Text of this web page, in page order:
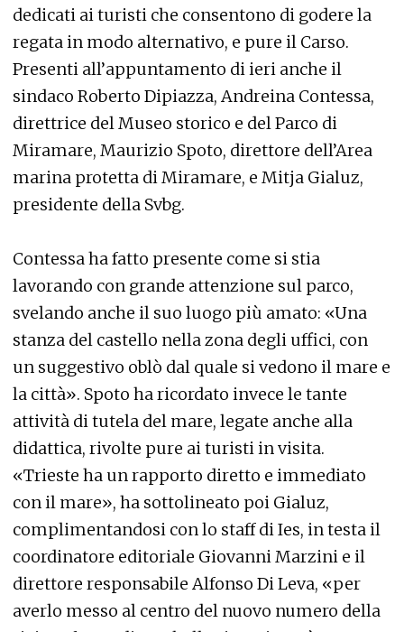
dedicati ai turisti che consentono di godere la
regata in modo alternativo, e pure il Carso.
Presenti all’appuntamento di ieri anche il
sindaco Roberto Dipiazza, Andreina Contessa,
direttrice del Museo storico e del Parco di
Miramare, Maurizio Spoto, direttore dell’Area
marina protetta di Miramare, e Mitja Gialuz,
presidente della Svbg.
Contessa ha fatto presente come si stia
lavorando con grande attenzione sul parco,
svelando anche il suo luogo più amato: «Una
stanza del castello nella zona degli uffici, con
un suggestivo oblò dal quale si vedono il mare e
la città». Spoto ha ricordato invece le tante
attività di tutela del mare, legate anche alla
didattica, rivolte pure ai turisti in visita.
«Trieste ha un rapporto diretto e immediato
con il mare», ha sottolineato poi Gialuz,
complimentandosi con lo staff di Ies, in testa il
coordinatore editoriale Giovanni Marzini e il
direttore responsabile Alfonso Di Leva, «per
averlo messo al centro del nuovo numero della